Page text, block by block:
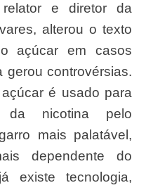
e diretor da
alterou o texto
açúcar em casos
gerou controvérsias.
é usado para
da nicotina pelo
mais palatável,
dependente do
existe tecnologia,